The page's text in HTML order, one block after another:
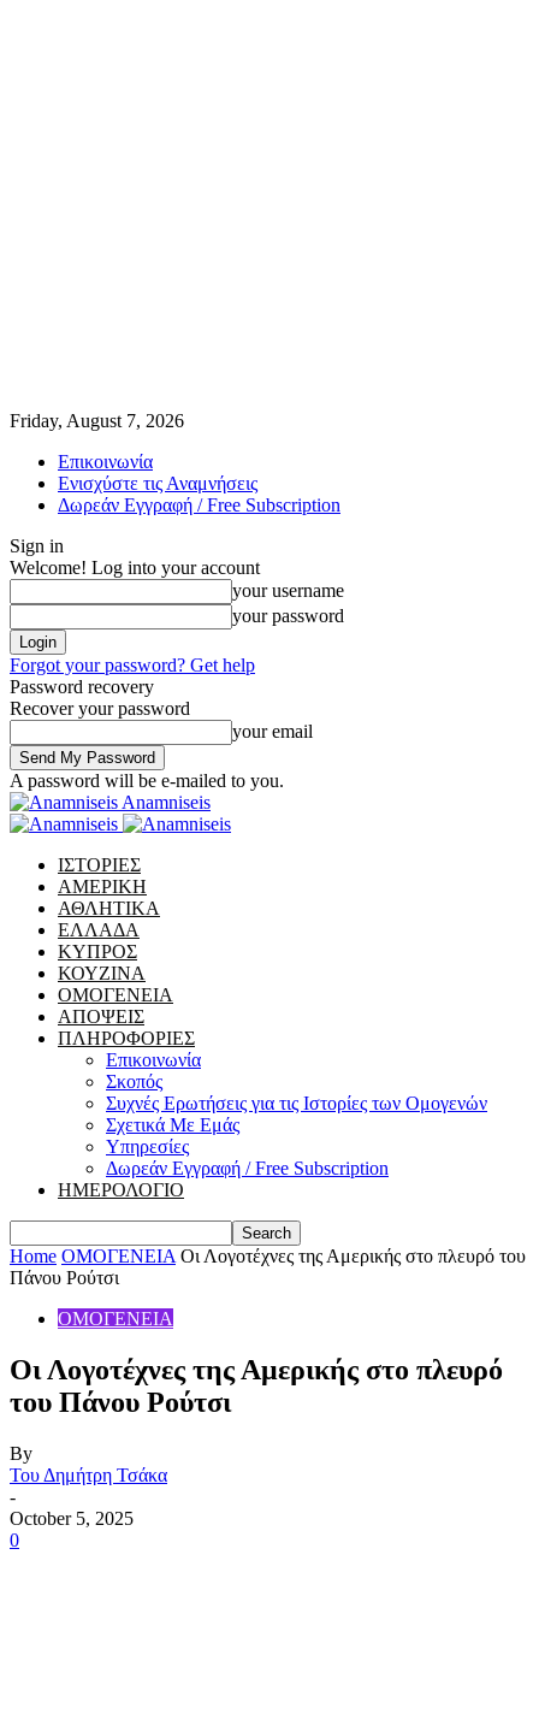
Friday, August 7, 2026
Επικοινωνία
Ενισχύστε τις Αναμνήσεις
Δωρεάν Εγγραφή / Free Subscription
Sign in
Welcome! Log into your account
your username
your password
Forgot your password? Get help
Password recovery
Recover your password
your email
A password will be e-mailed to you.
Anamniseis
ΙΣΤΟΡΙΕΣ
ΑΜΕΡΙΚΗ
ΑΘΛΗΤΙΚΑ
ΕΛΛΑΔΑ
ΚΥΠΡΟΣ
ΚΟΥΖΙΝΑ
ΟΜΟΓΕΝΕΙΑ
ΑΠΟΨΕΙΣ
ΠΛΗΡΟΦΟΡΙΕΣ
Επικοινωνία
Σκοπός
Συχνές Ερωτήσεις για τις Ιστορίες των Ομογενών
Σχετικά Με Εμάς
Υπηρεσίες
Δωρεάν Εγγραφή / Free Subscription
ΗΜΕΡΟΛΟΓΙΟ
Home ΟΜΟΓΕΝΕΙΑ Οι Λογοτέχνες της Αμερικής στο πλευρό του
Πάνου Ρούτσι
ΟΜΟΓΕΝΕΙΑ
Οι Λογοτέχνες της Αμερικής στο πλευρό
του Πάνου Ρούτσι
By
Του Δημήτρη Τσάκα
-
October 5, 2025
0